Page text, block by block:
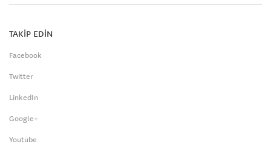
TAKİP EDİN
Facebook
Twitter
LinkedIn
Google+
Youtube